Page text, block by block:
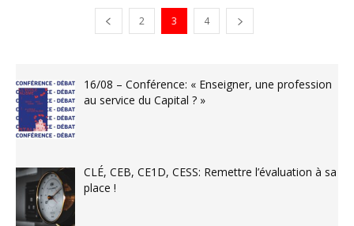
2 3 4
16/08 – Conférence: « Enseigner, une profession
au service du Capital ? »
CLÉ, CEB, CE1D, CESS: Remettre l’évaluation à sa
place !